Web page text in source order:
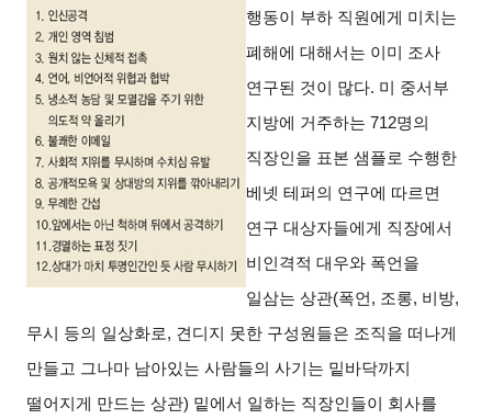
행동이 부하 직원에게 미치는
폐해에 대해서는 이미 조사
연구된 것이 많다. 미 중서부
지방에 거주하는 712명의
직장인을 표본 샘플로 수행한
베넷 테퍼의 연구에 따르면
연구 대상자들에게 직장에서
비인격적 대우와 폭언을
일삼는 상관(폭언, 조롱, 비방,
무시 등의 일상화로, 견디지 못한 구성원들은 조직을 떠나게
만들고 그나마 남아있는 사람들의 사기는 밑바닥까지
떨어지게 만드는 상관) 밑에서 일하는 직장인들이 회사를